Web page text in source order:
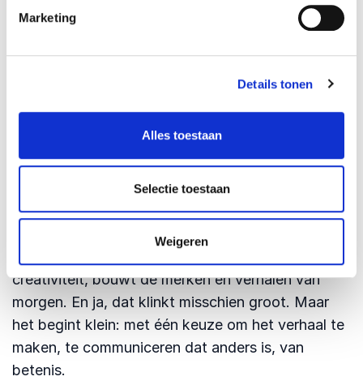
Marketing
Details tonen
Alles toestaan
Selectie toestaan
Weigeren
strategisch wapen.
Een creatieve cultuur waarin nieuwe tools en
formats een plek hebben – zonder angst, maar
Een uitnodiging…
Communicatie en dus ook creativiteit is aan het
verschuiven maar dat is geen bedreiging, dat is
De vraag is: verschuif jij mee?
creativiteit, bouwt de merken en verhalen van
morgen. En ja, dat klinkt misschien groot. Maar
het begint klein: met één keuze om het verhaal te
maken, te communiceren dat anders is, van
betenis.